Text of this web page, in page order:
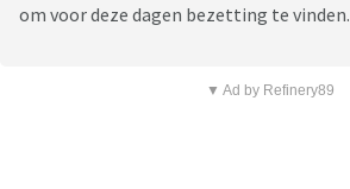
om voor deze dagen bezetting te vinden.
▼ Ad by Refinery89